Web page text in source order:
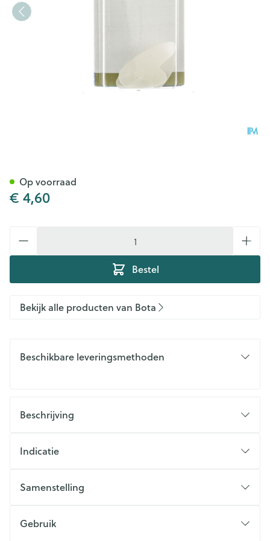
€ 4,60
Bestel
Op voorraad
Bekijk alle producten van Bota
Beschikbare leveringsmethoden
Beschrijving
Indicatie
Samenstelling
Gebruik